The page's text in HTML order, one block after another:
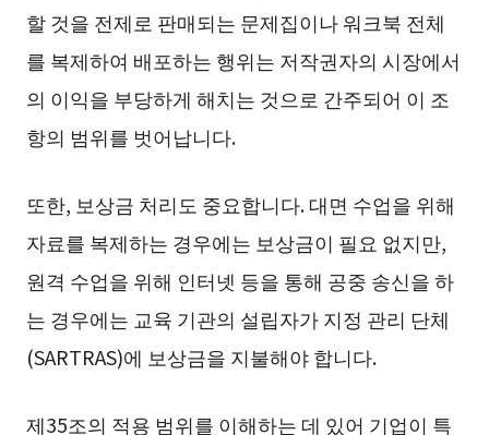
할 것을 전제로 판매되는 문제집이나 워크북 전체
를 복제하여 배포하는 행위는 저작권자의 시장에서
의 이익을 부당하게 해치는 것으로 간주되어 이 조
항의 범위를 벗어납니다.
또한, 보상금 처리도 중요합니다. 대면 수업을 위해
자료를 복제하는 경우에는 보상금이 필요 없지만,
원격 수업을 위해 인터넷 등을 통해 공중 송신을 하
는 경우에는 교육 기관의 설립자가 지정 관리 단체
(SARTRAS)에 보상금을 지불해야 합니다.
제35조의 적용 범위를 이해하는 데 있어 기업이 특